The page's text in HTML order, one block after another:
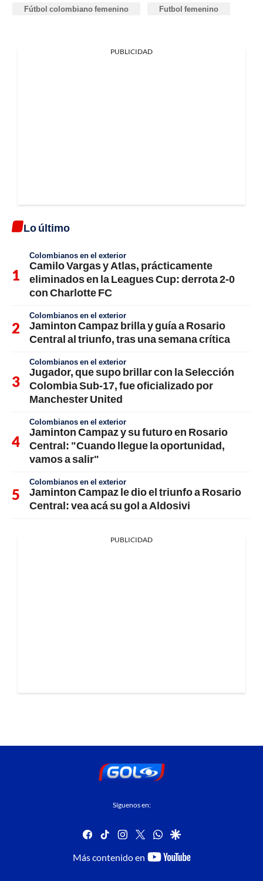
Fútbol colombiano femenino Futbol femenino
PUBLICIDAD
Lo último
Colombianos en el exterior
Camilo Vargas y Atlas, prácticamente
eliminados en la Leagues Cup: derrota 2-0
con Charlotte FC
Colombianos en el exterior
Jaminton Campaz brilla y guía a Rosario
Central al triunfo, tras una semana crítica
Colombianos en el exterior
Jugador, que supo brillar con la Selección
Colombia Sub-17, fue oficializado por
Manchester United
Colombianos en el exterior
Jaminton Campaz y su futuro en Rosario
Central: "Cuando llegue la oportunidad,
vamos a salir"
Colombianos en el exterior
Jaminton Campaz le dio el triunfo a Rosario
Central: vea acá su gol a Aldosivi
PUBLICIDAD
Síguenos en:
facebook
tiktok instagram
twitterwhatsapp
google
Más contenido en
youtube-